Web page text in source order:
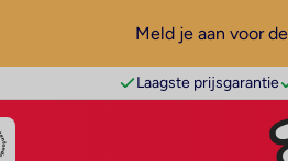
Meld je aan voor
Laagste prijsgarantie